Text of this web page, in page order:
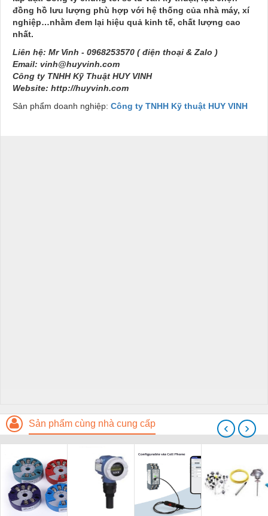
đồng hồ lưu lượng phù hợp với hệ thống của nhà máy, xí
nghiệp…nhằm đem lại hiệu quả kinh tế, chất lượng cao
nhất.
Liên hệ: Mr Vinh - 0968253570 ( điện thoại & Zalo )
Email: vinh@huyvinh.com
Công ty TNHH Kỹ Thuật HUY VINH
Website: http://huyvinh.com
Sản phẩm doanh nghiệp: Công ty TNHH Kỹ thuật HUY VINH
Sản phẩm cùng nhà cung cấp ‹ ›